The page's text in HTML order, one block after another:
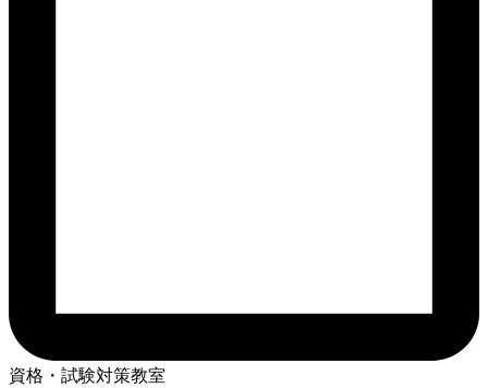
資格・試験対策教室